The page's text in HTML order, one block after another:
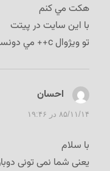
هكت مي كنم
با اين سايت در پيتت
تو ويژوال c++ مي دونستي الان اينجا نبودي
احسان
۸۵/۱۱/۱۴ در ۱۹:۴۶
با سلام
یعنی شما نمی تونی